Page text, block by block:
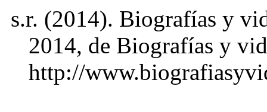
s.r. (2014). Biografías y
2014, de Biografías y
http://